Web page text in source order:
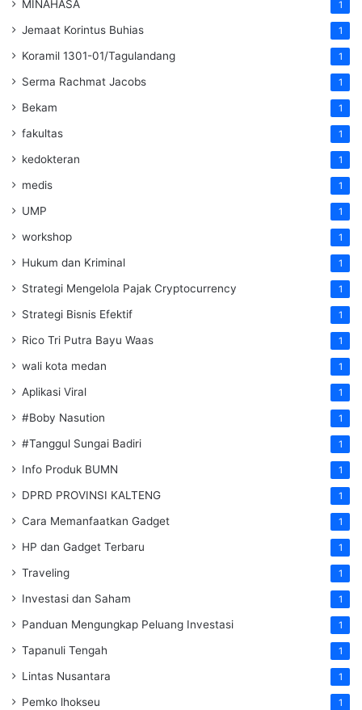
MINAHASA 1
Jemaat Korintus Buhias 1
Koramil 1301-01/Tagulandang 1
Serma Rachmat Jacobs 1
Bekam 1
fakultas 1
kedokteran 1
medis 1
UMP 1
workshop 1
Hukum dan Kriminal 1
Strategi Mengelola Pajak Cryptocurrency 1
Strategi Bisnis Efektif 1
Rico Tri Putra Bayu Waas 1
wali kota medan 1
Aplikasi Viral 1
#Boby Nasution 1
#Tanggul Sungai Badiri 1
Info Produk BUMN 1
DPRD PROVINSI KALTENG 1
Cara Memanfaatkan Gadget 1
HP dan Gadget Terbaru 1
Traveling 1
Investasi dan Saham 1
Panduan Mengungkap Peluang Investasi 1
Tapanuli Tengah 1
Lintas Nusantara 1
Pemko lhokseu 1